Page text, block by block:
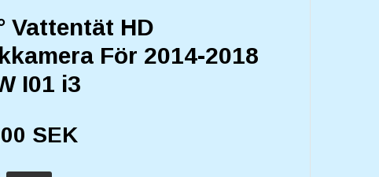
Vattentät HD
För 2014-2018
I01 i3
SEK